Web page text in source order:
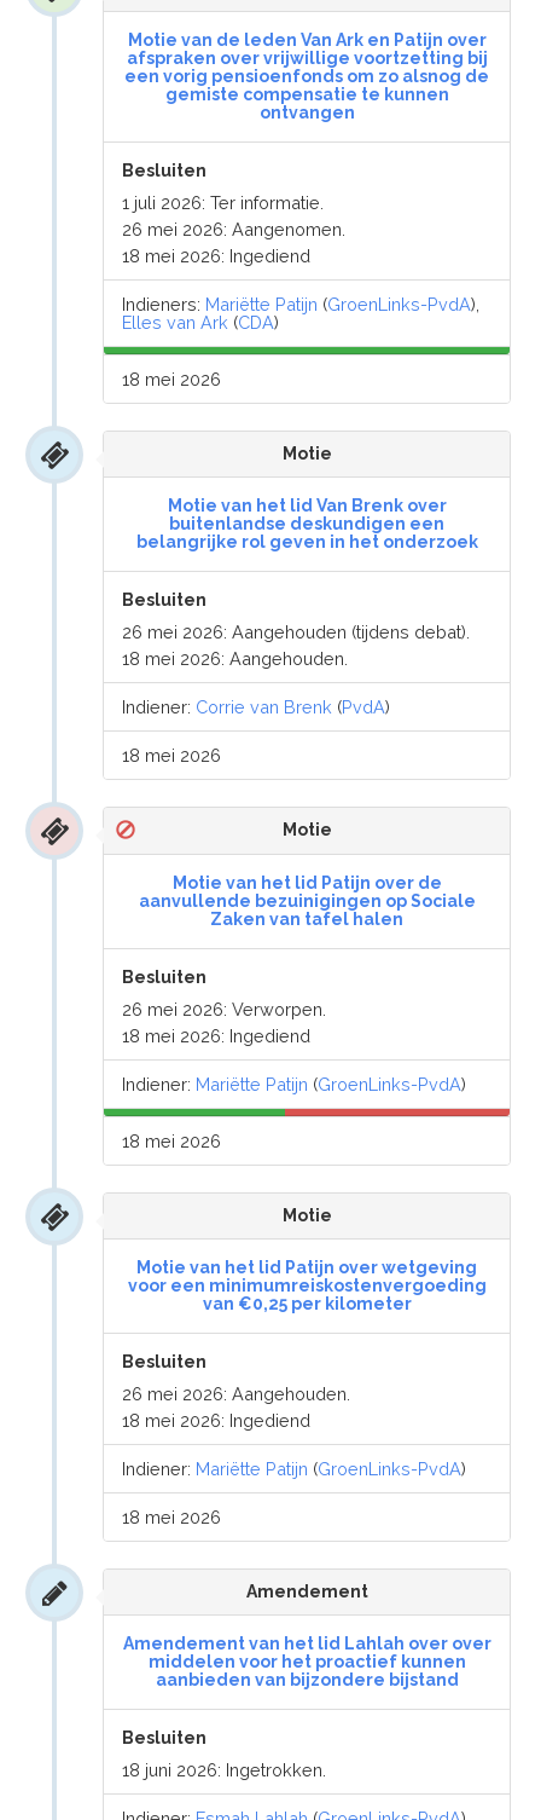
Motie van de leden Van Ark en Patijn over
afspraken over vrijwillige voortzetting bij
een vorig pensioenfonds om zo alsnog de
gemiste compensatie te kunnen
ontvangen
Besluiten
1 juli 2026: Ter informatie.
26 mei 2026: Aangenomen.
18 mei 2026: Ingediend
Indieners: Mariëtte Patijn (GroenLinks-PvdA),
Elles van Ark (CDA)
18 mei 2026
Motie
Motie van het lid Van Brenk over
buitenlandse deskundigen een
belangrijke rol geven in het onderzoek
Besluiten
26 mei 2026: Aangehouden (tijdens debat).
18 mei 2026: Aangehouden.
Indiener: Corrie van Brenk (PvdA)
18 mei 2026
Motie
Motie van het lid Patijn over de
aanvullende bezuinigingen op Sociale
Zaken van tafel halen
Besluiten
26 mei 2026: Verworpen.
18 mei 2026: Ingediend
Indiener: Mariëtte Patijn (GroenLinks-PvdA)
18 mei 2026
Motie
Motie van het lid Patijn over wetgeving
voor een minimumreiskostenvergoeding
van €0,25 per kilometer
Besluiten
26 mei 2026: Aangehouden.
18 mei 2026: Ingediend
Indiener: Mariëtte Patijn (GroenLinks-PvdA)
18 mei 2026
Amendement
Amendement van het lid Lahlah over over
middelen voor het proactief kunnen
aanbieden van bijzondere bijstand
Besluiten
18 juni 2026: Ingetrokken.